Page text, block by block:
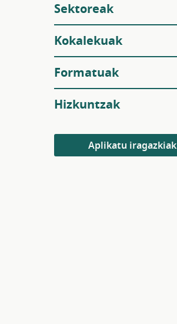
Sektoreak
Kokalekuak
Formatuak
Hizkuntzak
Aplikatu iragazkiak